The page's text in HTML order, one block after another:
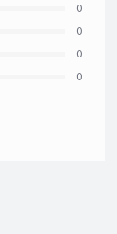
0
0
0
0